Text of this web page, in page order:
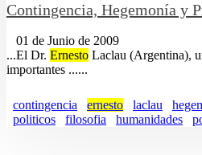
Contingencia, Hegemonía y
01 de Junio de 2009
...El Dr. Ernesto Laclau (Argentina),
importantes ......
contingencia ernesto laclau
politicos
filosofia humanidades